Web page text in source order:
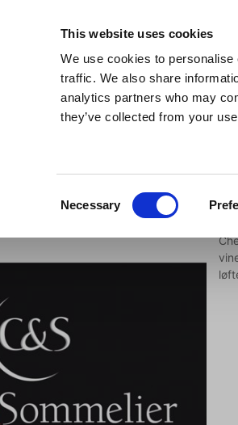
This website uses cookies
We use cookies to
traffic. We also share
analytics partners who may
they’ve collected from your
Necessary
- Køkkenudstyr til professionelle og
Køkkenredskaber